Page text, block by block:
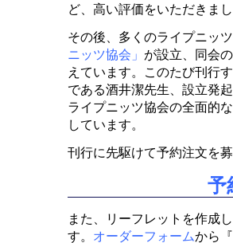
ど、高い評価をいただきま
その後、多くのライプニッ
ニッツ協会」 が設立、同会
えています。このたび刊行
である酒井潔先生、設立発
ライプニッツ協会の全面的
しています。
刊行に先駆けて予約注文を
予
また、リーフレットを作成
す。 オーダーフォームから